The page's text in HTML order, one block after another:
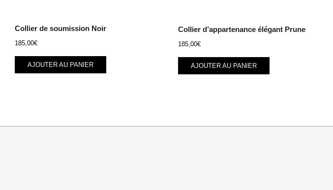
Collier de soumission Noir
185,00€
AJOUTER AU PANIER
Collier d’appartenance élégant Prune
185,00€
AJOUTER AU PANIER